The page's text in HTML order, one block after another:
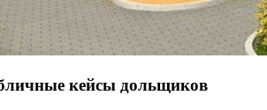
кейсы дольщиков